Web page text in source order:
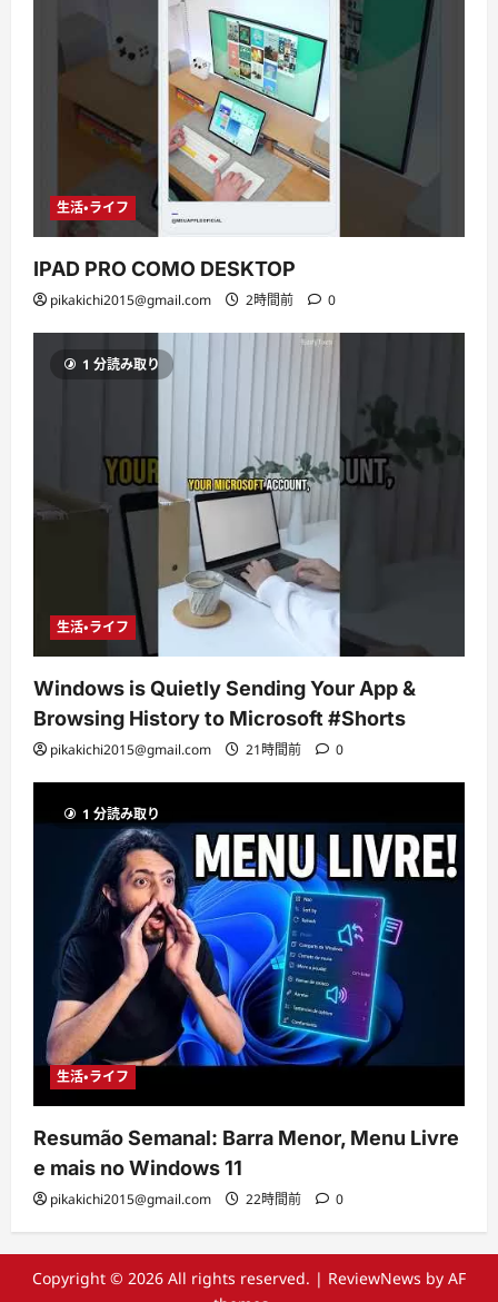
生活・ライフ
IPAD PRO COMO DESKTOP
pikakichi2015@gmail.com 2時間前 0
1 分読み取り
生活・ライフ
Windows is Quietly Sending Your App &
Browsing History to Microsoft #Shorts
pikakichi2015@gmail.com 21時間前 0
1 分読み取り
生活・ライフ
Resumão Semanal: Barra Menor, Menu Livre
e mais no Windows 11
pikakichi2015@gmail.com 22時間前 0
Copyright © 2026 All rights reserved. | ReviewNews by AF